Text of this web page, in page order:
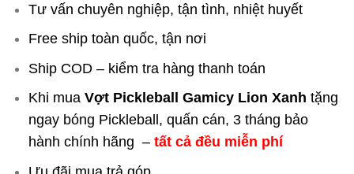
Tư vấn chuyên nghiệp, tận tình, nhiệt huyết
Free ship toàn quốc, tận nơi
Ship COD – kiểm tra hàng thanh toán
Khi muaVợt Pickleball Gamicy Lion Xanh tặng
ngay bóng Pickleball, quấn cán, 3 tháng bảo
hành chính hãng – tất cả đều miễn phí